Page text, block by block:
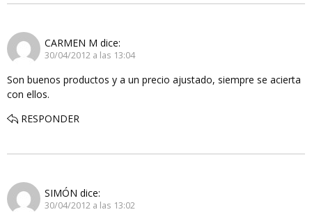
CARMEN M dice:
30/04/2012 a las 13:04
Son buenos productos y a un precio ajustado, siempre se acierta
con ellos.
RESPONDER
SIMÓN dice:
30/04/2012 a las 13:02